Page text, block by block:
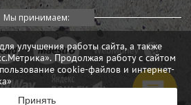
улучшения работы сайта, а также
Продолжая работу с сайтом
cookie-файлов и интернет-
Принять